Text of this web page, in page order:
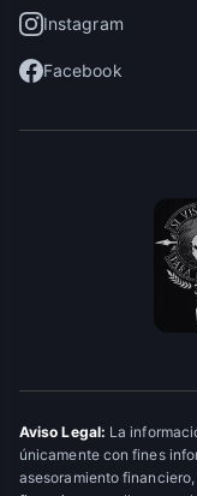
Instagram
Facebook
Aviso Legal: La
únicamente con fines
asesoramiento